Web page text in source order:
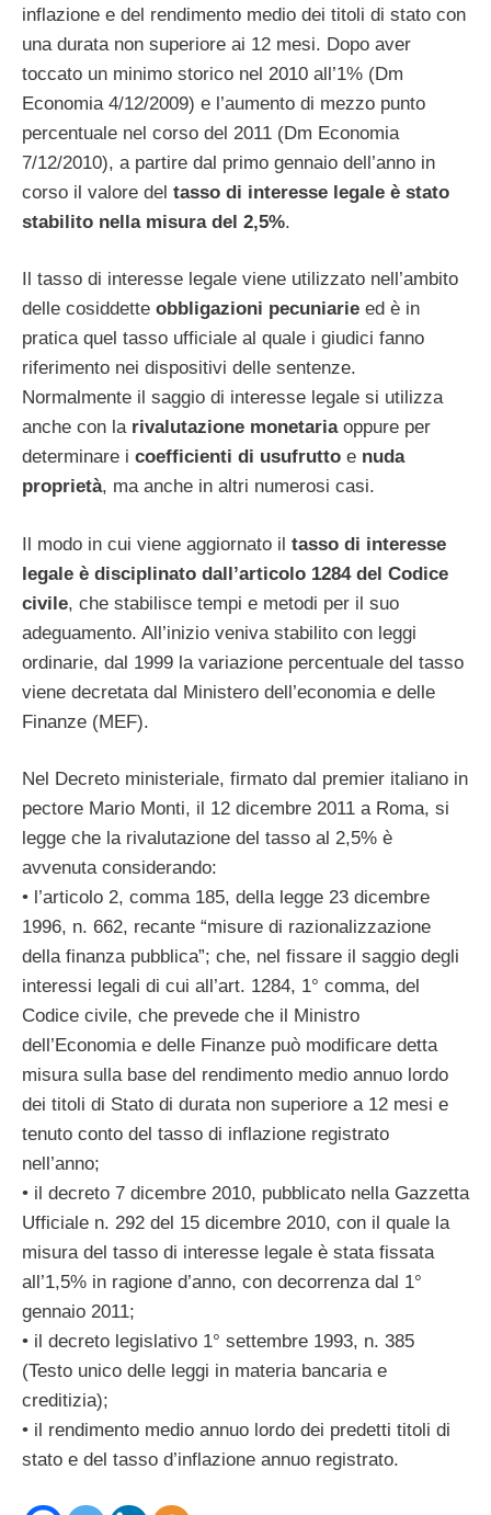
inflazione e del rendimento medio dei titoli di stato con
una durata non superiore ai 12 mesi. Dopo aver
toccato un minimo storico nel 2010 all’1% (Dm
Economia 4/12/2009) e l’aumento di mezzo punto
percentuale nel corso del 2011 (Dm Economia
7/12/2010), a partire dal primo gennaio dell’anno in
corso il valore del tasso di interesse legale è stato
stabilito nella misura del 2,5%.
Il tasso di interesse legale viene utilizzato nell’ambito
delle cosiddette obbligazioni pecuniarie ed è in
pratica quel tasso ufficiale al quale i giudici fanno
riferimento nei dispositivi delle sentenze.
Normalmente il saggio di interesse legale si utilizza
anche con la rivalutazione monetaria oppure per
determinare i coefficienti di usufrutto e nuda
proprietà, ma anche in altri numerosi casi.
Il modo in cui viene aggiornato il tasso di interesse
legale è disciplinato dall’articolo 1284 del Codice
civile, che stabilisce tempi e metodi per il suo
adeguamento. All’inizio veniva stabilito con leggi
ordinarie, dal 1999 la variazione percentuale del tasso
viene decretata dal Ministero dell’economia e delle
Finanze (MEF).
Nel Decreto ministeriale, firmato dal premier italiano in
pectore Mario Monti, il 12 dicembre 2011 a Roma, si
legge che la rivalutazione del tasso al 2,5% è
avvenuta considerando:
• l’articolo 2, comma 185, della legge 23 dicembre
1996, n. 662, recante “misure di razionalizzazione
della finanza pubblica”; che, nel fissare il saggio degli
interessi legali di cui all’art. 1284, 1° comma, del
Codice civile, che prevede che il Ministro
dell’Economia e delle Finanze può modificare detta
misura sulla base del rendimento medio annuo lordo
dei titoli di Stato di durata non superiore a 12 mesi e
tenuto conto del tasso di inflazione registrato
nell’anno;
• il decreto 7 dicembre 2010, pubblicato nella Gazzetta
Ufficiale n. 292 del 15 dicembre 2010, con il quale la
misura del tasso di interesse legale è stata fissata
all’1,5% in ragione d’anno, con decorrenza dal 1°
gennaio 2011;
• il decreto legislativo 1° settembre 1993, n. 385
(Testo unico delle leggi in materia bancaria e
creditizia);
• il rendimento medio annuo lordo dei predetti titoli di
stato e del tasso d’inflazione annuo registrato.